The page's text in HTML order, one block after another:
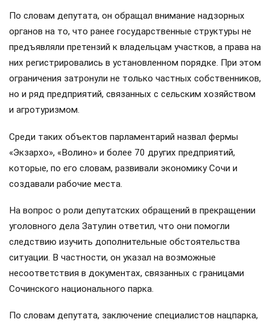
По словам депутата, он обращал внимание надзорных
органов на то, что ранее государственные структуры не
предъявляли претензий к владельцам участков, а права на
них регистрировались в установленном порядке. При этом
ограничения затронули не только частных собственников,
но и ряд предприятий, связанных с сельским хозяйством
и агротуризмом.
Среди таких объектов парламентарий назвал фермы
«Экзархо», «Волино» и более 70 других предприятий,
которые, по его словам, развивали экономику Сочи и
создавали рабочие места.
На вопрос о роли депутатских обращений в прекращении
уголовного дела Затулин ответил, что они помогли
следствию изучить дополнительные обстоятельства
ситуации. В частности, он указал на возможные
несоответствия в документах, связанных с границами
Сочинского национального парка.
По словам депутата, заключение специалистов нацпарка,